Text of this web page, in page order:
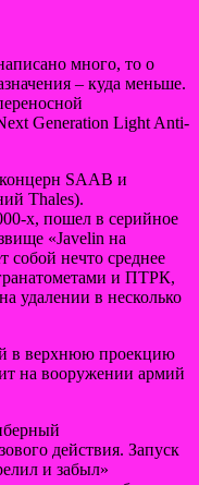
много, то о
– куда меньше.
Generation Light Anti-
SAAB и
Thales).
х, пошел в серийное
«Javelin на
собой нечто среднее
и ПТРК,
удалении в несколько
в верхнюю проекцию
на вооружении армий
действия. Запуск
и забыл»